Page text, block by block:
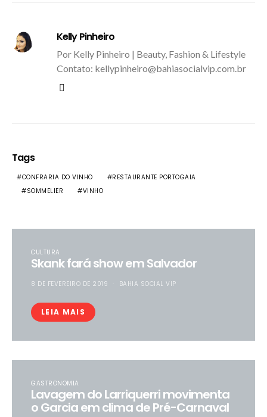
Kelly Pinheiro
Por Kelly Pinheiro | Beauty, Fashion & Lifestyle
Contato: kellypinheiro@bahiasocialvip.com.br
Tags
CONFRARIA DO VINHO
RESTAURANTE PORTOGAIA
SOMMELIER
VINHO
CULTURA
Skank fará show em Salvador
8 DE FEVEREIRO DE 2019 BAHIA SOCIAL VIP
LEIA MAIS
GASTRONOMIA
Lavagem do Larriquerri movimenta
o Garcia em clima de Pré-Carnaval